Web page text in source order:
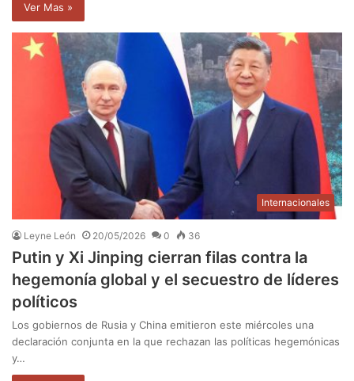
Ver Mas »
Internacionales
Leyne León 20/05/2026 0 36
Putin y Xi Jinping cierran filas contra la
hegemonía global y el secuestro de líderes
políticos
Los gobiernos de Rusia y China emitieron este miércoles una
declaración conjunta en la que rechazan las políticas hegemónicas
y…